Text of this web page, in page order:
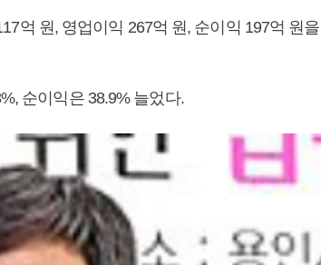
억 원, 영업이익 267억 원, 순이익 197억 원을
순이익은 38.9% 늘었다.